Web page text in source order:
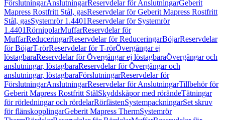
FörslutningarAnslutningarReservdelar för AnslutningarGeberit
Mapress Rostfritt Stål, gasReservdelar för Geberit Mapress Rostfritt
Stål, gasSystemrör 1.4401Reservdelar för Systemrör
1.4401RörnipplarMuffarReservdelar för
MuffarReduceringarReservdelar för ReduceringarBöjarReservdelar
för BöjarT-rörReservdelar för T-rörÖvergångar ej
löstagbaraReservdelar för Övergångar ej löstagbaraÖvergångar och
anslutningar, löstagbaraReservdelar för Övergångar och
anslutningar, löstagbaraFörslutningarReservdelar för
FörslutningarAnslutningarReservdelar för AnslutningarTillbehör för
Geberit Mapress Rostfritt StålSkyddskåpor med rörändeTätningar
för rörledningar och rördelarRörfästenSystempackningarSet skruv
för flänskopplingarGeberit Mapress ThermSystemrör